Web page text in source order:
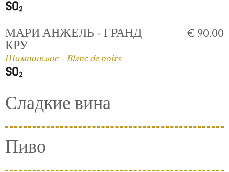
МАРИ АНЖЕЛЬ - ГРАНД
КРУ
Шампанское - Blanc de noirs
€ 90.00
Сладкие вина
Пиво